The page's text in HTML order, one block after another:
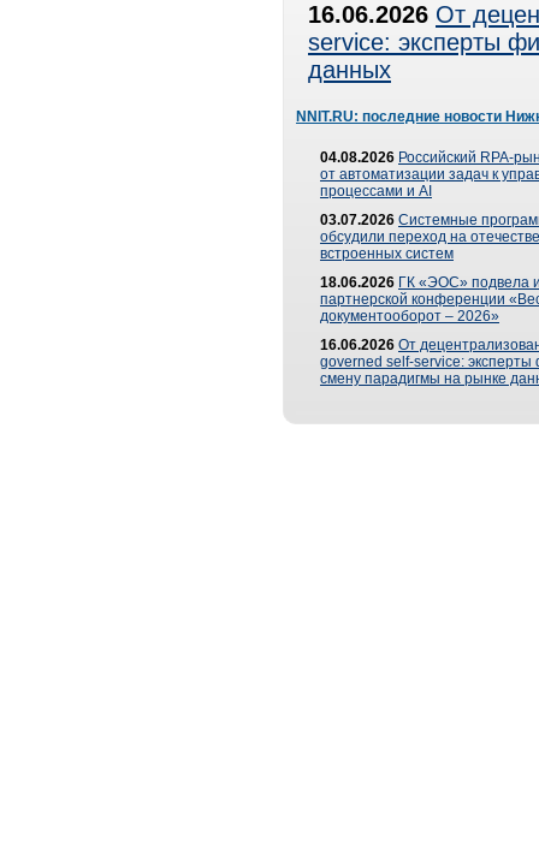
16.06.2026 От
service: эксперты
данных
NNIT.RU: последние новости
04.08.2026 Российский RPA-
от автоматизации задач к
процессами и AI
03.07.2026 Системные
обсудили переход на
встроенных систем
18.06.2026 ГК «ЭОС» подвела
партнерской конференции
документооборот – 2026»
16.06.2026 От
governed self-service: эксперты
смену парадигмы на рынке